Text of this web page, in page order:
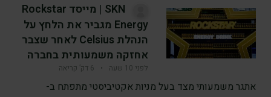
SKN | מייסד Rockstar
Energy מגביר את הלחץ על
הנהלת Celsius לאחר שצבר
אחזקה משמעותית בחברה
לפני 10 שעה • 6 דק’ קריאה
אתגר משמעותי מצד בעל מניות אקטיביסטי מתפתח ב-